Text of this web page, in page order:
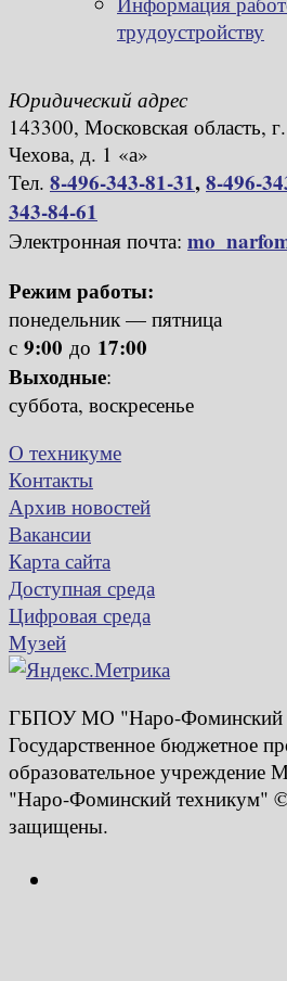
трудоустройству
Юридический адрес
143300, Московская область,
Чехова, д. 1 «а»
Тел. 8-496-343-81-31,8-496-
343-84-61
Электронная почта:
Режим работы:
понедельник — пятница
с 9:00 до 17:00
Выходные:
суббота, воскресенье
О техникуме
Контакты
Архив новостей
Вакансии
Карта сайта
Доступная среда
Цифровая среда
Музей
ГБПОУ МО "Наро-Фоминский
Государственное бюджетное
образовательное учреждение
"Наро-Фоминский техникум"
защищены.